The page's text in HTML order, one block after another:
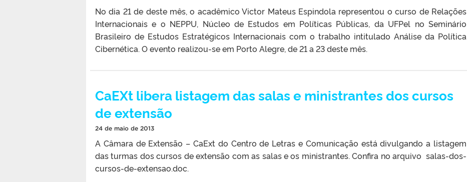
No dia 21 de deste mês, o acadêmico Victor Mateus Espindola representou o curso de Relações
Internacionais e o NEPPU, Núcleo de Estudos em Políticas Públicas, da UFPel no Seminário
Brasileiro de Estudos Estratégicos Internacionais com o trabalho intitulado Análise da Política
Cibernética. O evento realizou-se em Porto Alegre, de 21 a 23 deste mês.
CaEXt libera listagem das salas e ministrantes dos cursos
de extensão
24 de maio de 2013
A Câmara de Extensão – CaExt do Centro de Letras e Comunicação está divulgando a listagem
das turmas dos cursos de extensão com as salas e os ministrantes. Confira no arquivo salas-dos-
cursos-de-extensao.doc.